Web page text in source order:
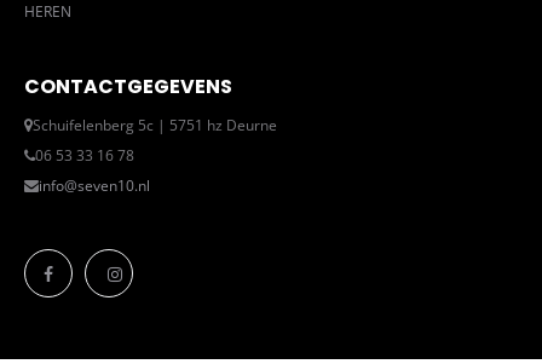
HEREN
CONTACTGEGEVENS
Schuifelenberg 5c | 5751 hz Deurne
06 53 33 16 78
info@seven10.nl